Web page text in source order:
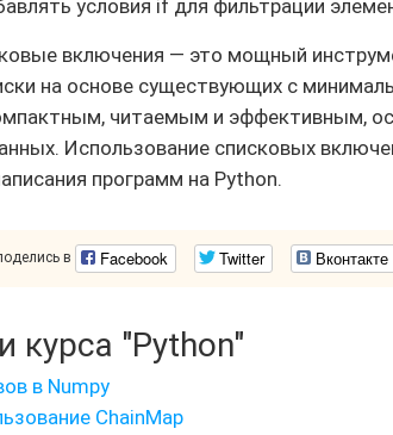
условия if для фильтрации
включения — это мощный
на основе существующих с
читаемым и эффективным,
Использование списковых
программ на Python.
в Facebook Twitter Вконтакте
курса "Python"
в Numpy
ChainMap